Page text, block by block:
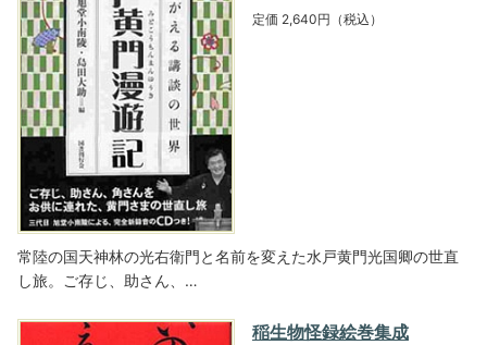
定価 2,640円（税込）
常陸の国天神林の光右衛門と名前を変えた水戸黄門光国卿の世直
し旅。ご存じ、助さん、…
稲生物怪録絵巻集成